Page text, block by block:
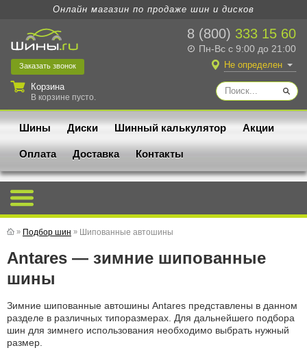
Онлайн магазин по продаже шин и дисков
8 (800) 333 15 60
Пн-Вс с 9:00 до 21:00
Заказать звонок
Корзина
В корзине пусто.
Не определен
Шины Диски Шинный калькулятор Акции
Оплата Доставка Контакты
» Подбор шин » Шипованные автошины
Antares — зимние шипованные
шины
Зимние шипованные автошины Antares представлены в данном
разделе в различных типоразмерах. Для дальнейшего подбора
шин для зимнего использования необходимо выбрать нужный
размер.